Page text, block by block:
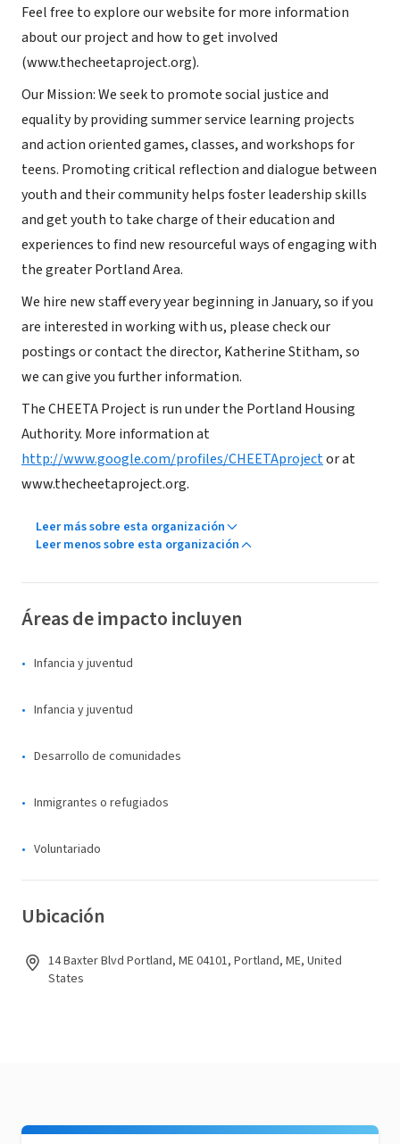
Feel free to explore our website for more information
about our project and how to get involved
(www.thecheetaproject.org).
Our Mission: We seek to promote social justice and
equality by providing summer service learning projects
and action oriented games, classes, and workshops for
teens. Promoting critical reflection and dialogue between
youth and their community helps foster leadership skills
and get youth to take charge of their education and
experiences to find new resourceful ways of engaging with
the greater Portland Area.
We hire new staff every year beginning in January, so if you
are interested in working with us, please check our
postings or contact the director, Katherine Stitham, so
we can give you further information.
The CHEETA Project is run under the Portland Housing
Authority. More information at
http://www.google.com/profiles/CHEETAprojector at
www.thecheetaproject.org.
Leer más sobre esta organización
Leer menos sobre esta organización
Áreas de impacto incluyen
Infancia y juventud
Infancia y juventud
Desarrollo de comunidades
Inmigrantes o refugiados
Voluntariado
Ubicación
14 Baxter Blvd Portland, ME 04101, Portland, ME, United
States